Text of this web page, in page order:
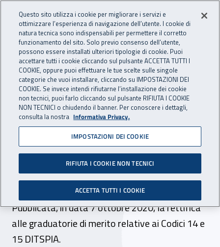
INAIL - Istituto Nazionale
Apri cerca
Navigazione principale
Navigazione - Ti trovi in:
Home Inail comunica Avvisi
Selezione pubblica per il
conferimento di 16 borse di
studio per la ricerca:
rettifica graduatorie di
merito
Pubblicata, in data 7 ottobre 2020, la rettifica
alle graduatorie di merito relative ai Codici 14 e
15 DITSPIA.
Questo sito utilizza i cookie per migliorare i servizi e
ottimizzare l’esperienza di navigazione dell’utente. I cookie di
natura tecnica sono indispensabili per permettere il corretto
funzionamento del sito. Solo previo consenso dell’utente,
possono essere installati ulteriori tipologie di cookie. Puoi
accettare tutti i cookie cliccando sul pulsante ACCETTA TUTTI I
COOKIE, oppure puoi effettuare le tue scelte sulle singole
categorie che vuoi installare, cliccando su IMPOSTAZIONI DEI
COOKIE. Se invece intendi rifiutarne l’installazione dei cookie
non tecnici, puoi farlo cliccando sul pulsante RIFIUTA I COOKIE
NON TECNICI o chiudendo il banner. Per conoscere i dettagli,
consulta la nostra Informativa Privacy.
IMPOSTAZIONI DEI COOKIE
RIFIUTA I COOKIE NON TECNICI
ACCETTA TUTTI I COOKIE